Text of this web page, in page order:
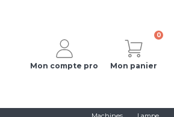
Mon compte pro
0
Mon panier